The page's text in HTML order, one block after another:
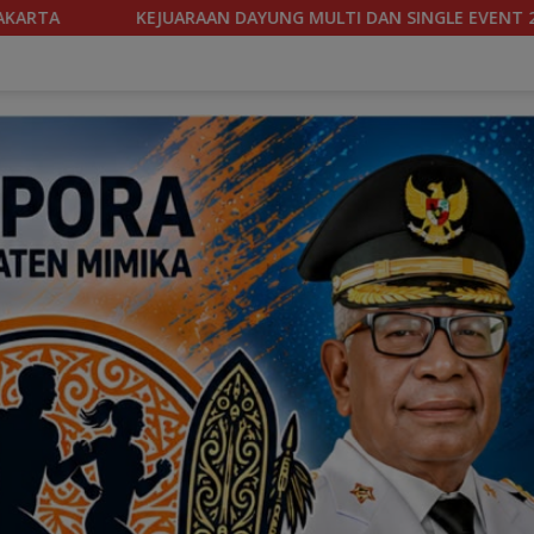
SINGLE EVENT 2026 DIGELAR, MIMIKA SIAPKAN BIBIT ATLET